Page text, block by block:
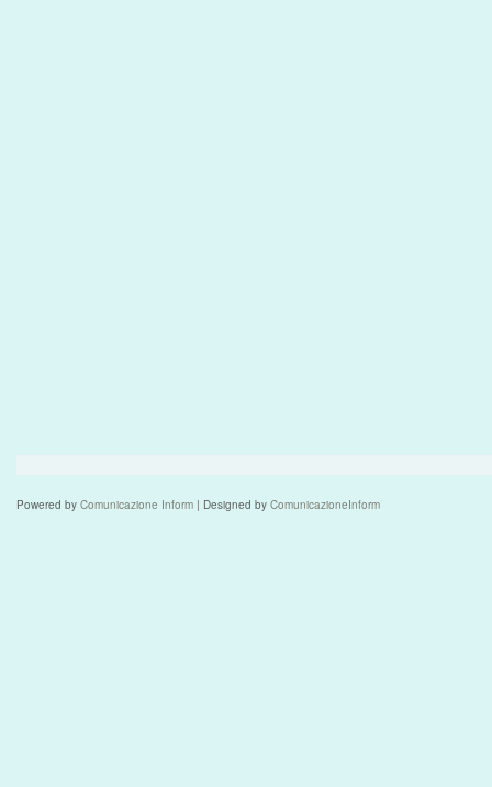
Powered by Comunicazione Inform | Designed by ComunicazioneInform